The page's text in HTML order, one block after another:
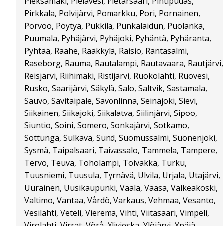
Pirkkala, Polvijärvi, Pomarkku, Pori, Pornainen,
Porvoo, Pöytyä, Pukkila, Punkalaidun, Puolanka,
Puumala, Pyhäjärvi, Pyhäjoki, Pyhäntä, Pyhäranta,
Pyhtää, Raahe, Rääkkylä, Raisio, Rantasalmi,
Raseborg, Rauma, Rautalampi, Rautavaara, Rautjärvi,
Reisjärvi, Riihimäki, Ristijärvi, Ruokolahti, Ruovesi,
Rusko, Saarijärvi, Säkylä, Salo, Saltvik, Sastamala,
Sauvo, Savitaipale, Savonlinna, Seinäjoki, Sievi,
Siikainen, Siikajoki, Siikalatva, Siilinjärvi, Sipoo,
Siuntio, Soini, Somero, Sonkajärvi, Sotkamo,
Sottunga, Sulkava, Sund, Suomussalmi, Suonenjoki,
Sysmä, Taipalsaari, Taivassalo, Tammela, Tampere,
Tervo, Teuva, Toholampi, Toivakka, Turku,
Tuusniemi, Tuusula, Tyrnävä, Ulvila, Urjala, Utajärvi,
Uurainen, Uusikaupunki, Vaala, Vaasa, Valkeakoski,
Valtimo, Vantaa, Vårdö, Varkaus, Vehmaa, Vesanto,
Vesilahti, Veteli, Vieremä, Vihti, Viitasaari, Vimpeli,